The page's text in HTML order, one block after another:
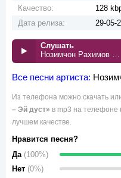
Качество:
128
Дата релиза:
29-05-
Слушать
Нозимчон Рахимов – Эй дуст
Все песни артиста:
Из телефона можно скачать
– Эй дуст» в mp3 на телефоне
лучшем качестве.
Нравится песня?
Да (100%)
Нет (0%)